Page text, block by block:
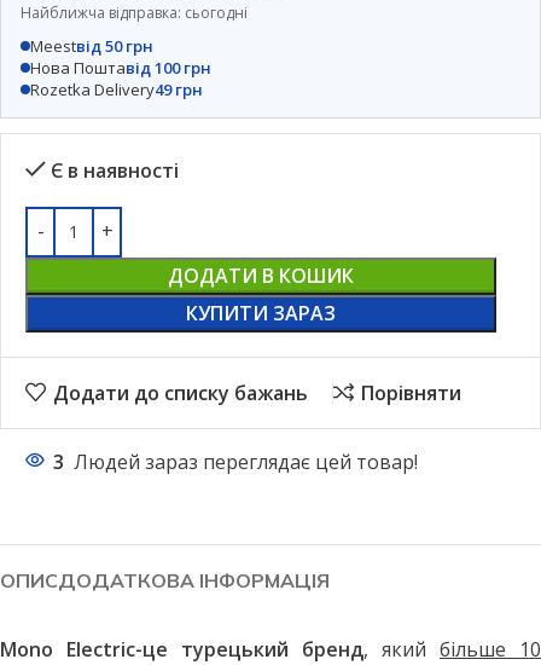
Найближча відправка: сьогодні
Meestвід 50 грн
Нова Поштавід 100 грн
Rozetka Delivery49 грн
Є в наявності
ДОДАТИ В КОШИК
КУПИТИ ЗАРАЗ
Додати до списку бажань Порівняти
3 Людей зараз переглядає цей товар!
ОПИСДОДАТКОВА ІНФОРМАЦІЯ
Mono Electric-це турецький бренд, який більше 10